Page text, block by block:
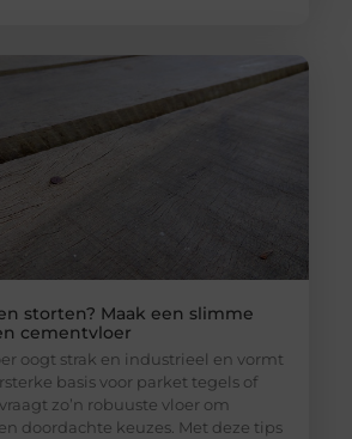
storten? Maak een slimme
cementvloer
oogt strak en industrieel en vormt
basis voor parket tegels of
zo’n robuuste vloer om
doordachte keuzes. Met deze tips